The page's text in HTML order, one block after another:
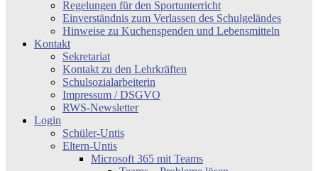
Regelungen für den Sportunterricht
Einverständnis zum Verlassen des Schulgeländes
Hinweise zu Kuchenspenden und Lebensmitteln
Kontakt
Sekretariat
Kontakt zu den Lehrkräften
Schulsozialarbeiterin
Impressum / DSGVO
RWS-Newsletter
Login
Schüler-Untis
Eltern-Untis
Microsoft 365 mit Teams